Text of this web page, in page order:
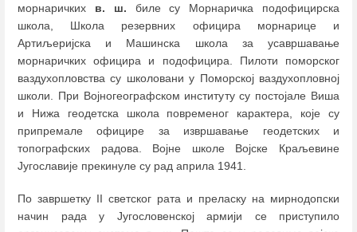
морнаричких в. ш. биле су Морнаричка подофицирска
школа, Школа резервних официра морнарице и
Артиљеријска и Машинска школа за усавршавање
морнаричких официра и подофицира. Пилоти поморског
ваздухопловства су школовани у Поморској ваздухопловној
школи. При Војногеографском институту су постојале Виша
и Нижа геодетска школа повременог карактера, које су
припремале официре за извршавање геодетских и
топографских радова. Војне школе Војске Краљевине
Југославије прекинуле су рад априла 1941.
По завршетку II светског рата и преласку на мирнодопски
начин рада у Југословенској армији се приступило